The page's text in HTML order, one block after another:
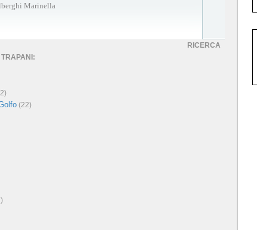
Marinella
RICERCA
(22)